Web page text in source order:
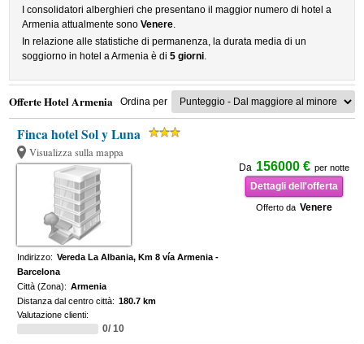
I consolidatori alberghieri che presentano il maggior numero di hotel a
Armenia attualmente sonoVenere.
In relazione alle statistiche di permanenza, la durata media di un
soggiorno in hotel a Armenia è di5 giorni.
Offerte Hotel Armenia Ordina per
Finca hotel Sol y Luna
Visualizza sulla mappa
Da 156000 € per notte
Dettagli dell'offerta
Offerto da Venere
Indirizzo: Vereda La Albania, Km 8 vía Armenia -
Barcelona
Città (Zona): Armenia
Distanza dal centro città: 180.7 km
Valutazione clienti:
0/ 10